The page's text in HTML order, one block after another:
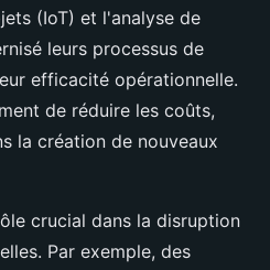
(IoT) et l'analyse de
leurs processus de
efficacité opérationnelle.
de réduire les coûts,
la création de nouveaux
crucial dans la disruption
Par exemple, des